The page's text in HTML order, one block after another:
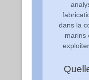
dans la
marins